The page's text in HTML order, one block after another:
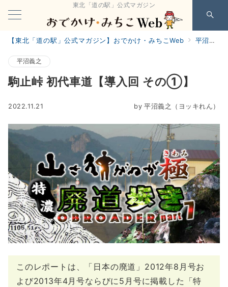
東北「道の駅」公式マガジン
【東北「道の駅」公式マガジン】おでかけ・みちこWeb 平沼義之
平沼義之
駒止峠 初代車道【導入回 その①】
2022.11.21 by 平沼義之（ヨッキれん）
このレポートは、「日本の廃道」2012年8月号お
よび2013年4月号ならびに5月号に掲載した「特